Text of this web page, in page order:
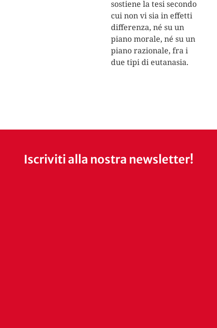
sostiene la tesi secondo
cui non vi sia in effetti
differenza, né su un
piano morale, né su un
piano razionale, fra i
due tipi di eutanasia.
Iscriviti alla nostra newsletter!